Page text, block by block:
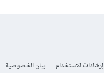
إرشادات الاستخدام بيان الخصوصية